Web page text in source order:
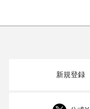
新規登録